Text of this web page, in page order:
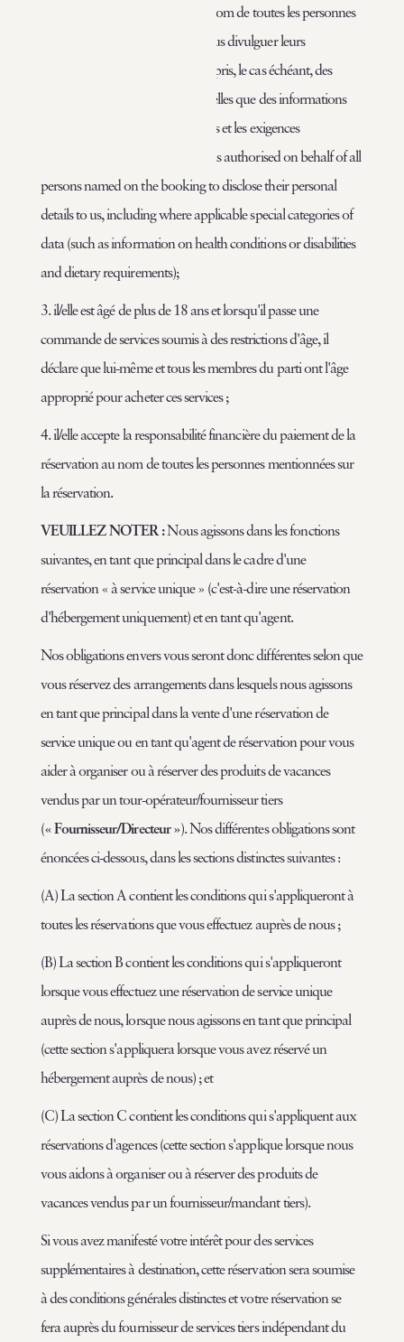
confidentialité et est autorisé, au nom de toutes les personnes
nommées sur la réservation, à nous divulguer leurs
informations personnelles, y compris, le cas échéant, des
catégories spéciales de données (telles que des informations
sur l'état de santé ou les handicaps et les exigences
and is authorised on behalf of all
persons named on the booking to disclose their personal
details to us, including where applicable special categories of
data (such as information on health conditions or disabilities
and dietary requirements);
3. il/elle est âgé de plus de 18 ans et lorsqu'il passe une
commande de services soumis à des restrictions d'âge, il
déclare que lui-même et tous les membres du parti ont l'âge
approprié pour acheter ces services ;
4. il/elle accepte la responsabilité financière du paiement de la
réservation au nom de toutes les personnes mentionnées sur
la réservation.
VEUILLEZ NOTER :Nous agissons dans les fonctions
suivantes, en tant que principal dans le cadre d'une
réservation « à service unique » (c'est-à-dire une réservation
d'hébergement uniquement) et en tant qu'agent.
Nos obligations envers vous seront donc différentes selon que
vous réservez des arrangements dans lesquels nous agissons
en tant que principal dans la vente d'une réservation de
service unique ou en tant qu'agent de réservation pour vous
aider à organiser ou à réserver des produits de vacances
vendus par un tour-opérateur/fournisseur tiers
(« Fournisseur/Directeur »). Nos différentes obligations sont
énoncées ci-dessous, dans les sections distinctes suivantes :
(A) La section A contient les conditions qui s'appliqueront à
toutes les réservations que vous effectuez auprès de nous ;
(B) La section B contient les conditions qui s'appliqueront
lorsque vous effectuez une réservation de service unique
auprès de nous, lorsque nous agissons en tant que principal
(cette section s'appliquera lorsque vous avez réservé un
hébergement auprès de nous) ; et
(C) La section C contient les conditions qui s'appliquent aux
réservations d'agences (cette section s'applique lorsque nous
vous aidons à organiser ou à réserver des produits de
vacances vendus par un fournisseur/mandant tiers).
Si vous avez manifesté votre intérêt pour des services
supplémentaires à destination, cette réservation sera soumise
à des conditions générales distinctes et votre réservation se
fera auprès du fournisseur de services tiers indépendant du